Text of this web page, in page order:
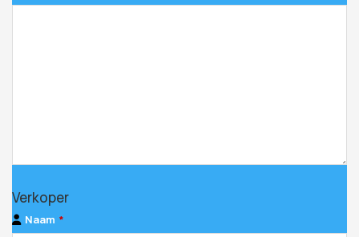
Verkoper
Naam *